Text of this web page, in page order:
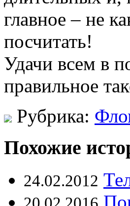
главное – не
посчитать!
Удачи всем в
правильное
Рубрика:
Похожие
24.02.2012